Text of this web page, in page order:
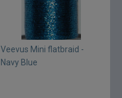
Veevus Mini flatbraid -
Navy Blue